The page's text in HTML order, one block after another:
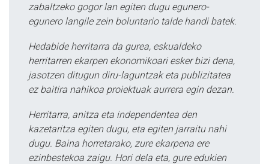
zabaltzeko gogor lan egiten dugu egunero-
egunero langile zein boluntario talde handi batek.
Hedabide herritarra da gurea, eskualdeko
herritarren ekarpen ekonomikoari esker bizi dena,
jasotzen ditugun diru-laguntzak eta publizitatea
ez baitira nahikoa proiektuak aurrera egin dezan.
Herritarra, anitza eta independentea den
kazetaritza egiten dugu, eta egiten jarraitu nahi
dugu. Baina horretarako, zure ekarpena ere
ezinbestekoa zaigu. Hori dela eta, gure edukien